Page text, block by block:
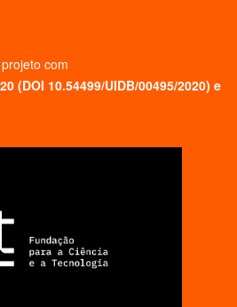
com
(DOI 10.54499/UIDB/00495/2020) e